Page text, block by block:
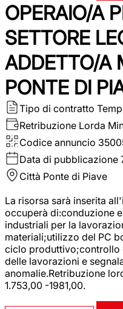
OPERAIO/A
SETTORE
ADDETTO/A
PONTE DI
Tipo di contratto
Retribuzione Lorda
Codice annuncio
Data di pubblicazione
Città Ponte di Piave
La risorsa sarà inserita
occuperà di:conduzione
industriali per la
materiali;utilizzo del PC
ciclo
delle lavorazioni e
anomalie.Retribuzione
1.753,00 -1981,00.